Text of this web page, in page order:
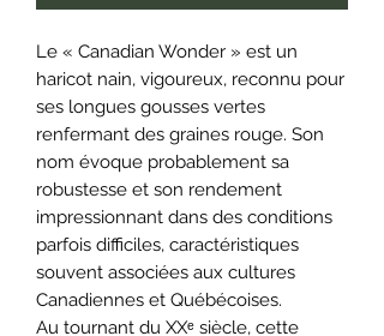
Le « Canadian Wonder » est un
haricot nain, vigoureux, reconnu pour
ses longues gousses vertes
renfermant des graines rouge. Son
nom évoque probablement sa
robustesse et son rendement
impressionnant dans des conditions
parfois difficiles, caractéristiques
souvent associées aux cultures
Canadiennes et Québécoises.
Au tournant du XXᵉ siècle, cette